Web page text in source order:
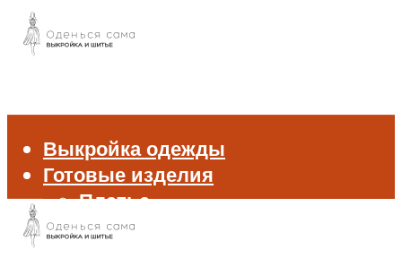
Выкройка одежды
Готовые изделия
Платье
Брюки